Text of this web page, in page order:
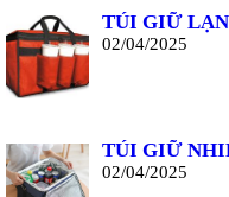
TÚI GIỮ
02/04/2025
TÚI GIỮ
02/04/2025